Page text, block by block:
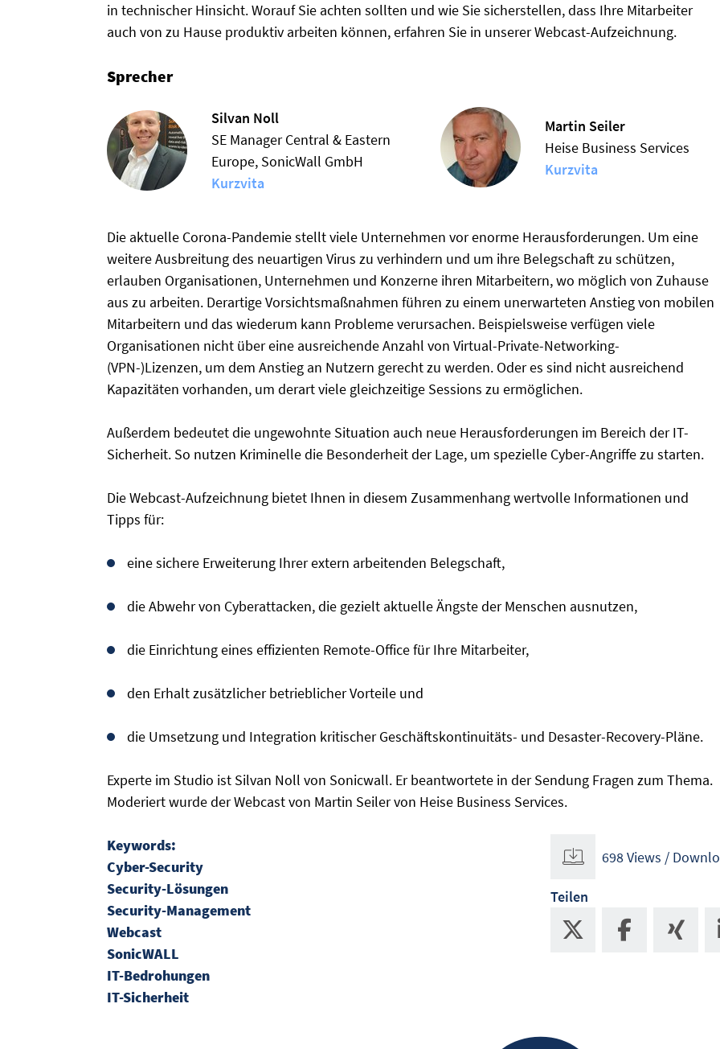
in technischer Hinsicht. Worauf Sie achten sollten und wie Sie sicherstellen, dass Ihre Mitarbeiter
auch von zu Hause produktiv arbeiten können, erfahren Sie in unserer Webcast-Aufzeichnung.
Sprecher
Silvan Noll
SE Manager Central & Eastern
Europe, SonicWall GmbH
Kurzvita
Martin Seiler
Heise Business Services
Kurzvita
Die aktuelle Corona-Pandemie stellt viele Unternehmen vor enorme Herausforderungen. Um eine
weitere Ausbreitung des neuartigen Virus zu verhindern und um ihre Belegschaft zu schützen,
erlauben Organisationen, Unternehmen und Konzerne ihren Mitarbeitern, wo möglich von Zuhause
aus zu arbeiten. Derartige Vorsichtsmaßnahmen führen zu einem unerwarteten Anstieg von mobilen
Mitarbeitern und das wiederum kann Probleme verursachen. Beispielsweise verfügen viele
Organisationen nicht über eine ausreichende Anzahl von Virtual-Private-Networking-
(VPN-)Lizenzen, um dem Anstieg an Nutzern gerecht zu werden. Oder es sind nicht ausreichend
Kapazitäten vorhanden, um derart viele gleichzeitige Sessions zu ermöglichen.
Außerdem bedeutet die ungewohnte Situation auch neue Herausforderungen im Bereich der IT-
Sicherheit. So nutzen Kriminelle die Besonderheit der Lage, um spezielle Cyber-Angriffe zu starten.
Die Webcast-Aufzeichnung bietet Ihnen in diesem Zusammenhang wertvolle Informationen und
Tipps für:
eine sichere Erweiterung Ihrer extern arbeitenden Belegschaft,
die Abwehr von Cyberattacken, die gezielt aktuelle Ängste der Menschen ausnutzen,
die Einrichtung eines effizienten Remote-Office für Ihre Mitarbeiter,
den Erhalt zusätzlicher betrieblicher Vorteile und
die Umsetzung und Integration kritischer Geschäftskontinuitäts- und Desaster-Recovery-Pläne.
Experte im Studio ist Silvan Noll von Sonicwall. Er beantwortete in der Sendung Fragen zum Thema.
Moderiert wurde der Webcast von Martin Seiler von Heise Business Services.
Keywords:
Cyber-Security
Security-Lösungen
Security-Management
Webcast
SonicWALL
IT-Bedrohungen
IT-Sicherheit
698 Views /
Teilen